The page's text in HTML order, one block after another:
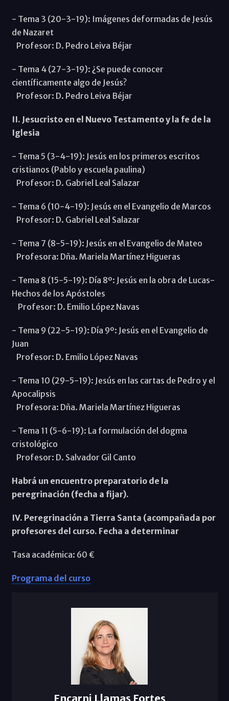
- Tema 3 (20-3-19): Imágenes deformadas de Jesús
de Nazaret
Profesor: D. Pedro Leiva Béjar
- Tema 4 (27-3-19): ¿Se puede conocer
científicamente algo de Jesús?
Profesor: D. Pedro Leiva Béjar
II. Jesucristo en el Nuevo Testamento y la fe de la
Iglesia
- Tema 5 (3-4-19): Jesús en los primeros escritos
cristianos (Pablo y escuela paulina)
Profesor: D. Gabriel Leal Salazar
- Tema 6 (10-4-19): Jesús en el Evangelio de Marcos
Profesor: D. Gabriel Leal Salazar
- Tema 7 (8-5-19): Jesús en el Evangelio de Mateo
Profesora: Dña. Mariela Martínez Higueras
- Tema 8 (15-5-19): Día 8º: Jesús en la obra de Lucas-
Hechos de los Apóstoles
Profesor: D. Emilio López Navas
- Tema 9 (22-5-19): Día 9º: Jesús en el Evangelio de
Juan
Profesor: D. Emilio López Navas
- Tema 10 (29-5-19): Jesús en las cartas de Pedro y el
Apocalipsis
Profesora: Dña. Mariela Martínez Higueras
- Tema 11 (5-6-19): La formulación del dogma
cristológico
Profesor: D. Salvador Gil Canto
Habrá un encuentro preparatorio de la
peregrinación (fecha a fijar).
IV. Peregrinación a Tierra Santa (acompañada por
profesores del curso. Fecha a determinar
Tasa académica: 60 €
Programa del curso
Encarni Llamas Fortes